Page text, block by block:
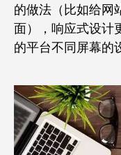
的做法（比如给网
面），响应式设计
的平台不同屏幕的